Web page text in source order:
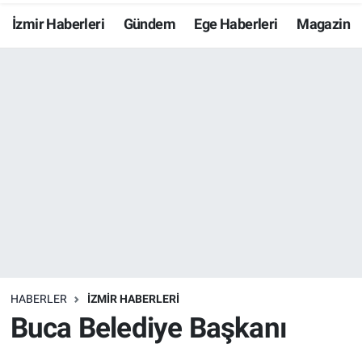
İzmir Haberleri Gündem Ege Haberleri Magazin
HABERLER İZMİR HABERLERİ
Buca Belediye Başkanı
Resmi İlanlar